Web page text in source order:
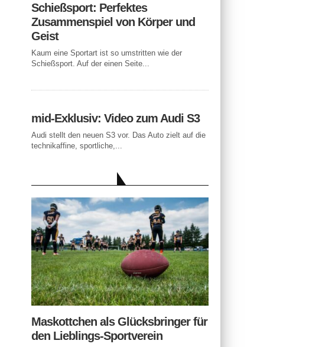
Schießsport: Perfektes
Zusammenspiel von Körper und
Geist
Kaum eine Sportart ist so umstritten wie der
Schießsport. Auf der einen Seite...
mid-Exklusiv: Video zum Audi S3
Audi stellt den neuen S3 vor. Das Auto zielt auf die
technikaffine, sportliche,...
Maskottchen als Glücksbringer für
den Lieblings-Sportverein